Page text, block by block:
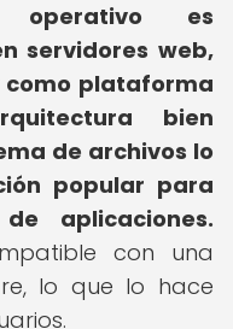
operativo es
servidores web,
como plataforma
bien
de archivos lo
popular para
aplicaciones.
con una
lo que lo hace